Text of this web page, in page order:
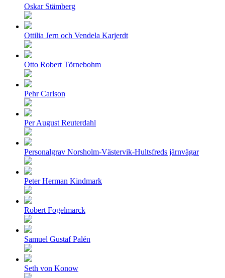
Oskar Stämberg
Ottilia Jern och Vendela Karjerdt
Otto Robert Törnebohm
Pehr Carlson
Per August Reuterdahl
Personalgrav Norsholm-Västervik-Hultsfreds järnvägar
Peter Herman Kindmark
Robert Fogelmarck
Samuel Gustaf Palén
Seth von Konow